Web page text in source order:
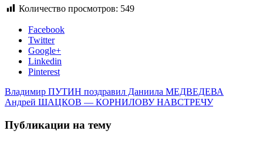
Количество просмотров: 549
Facebook
Twitter
Google+
Linkedin
Pinterest
Владимир ПУТИН поздравил Даниила МЕДВЕДЕВА
Андрей ШАЦКОВ — КОРНИЛОВУ НАВСТРЕЧУ
Публикации на тему